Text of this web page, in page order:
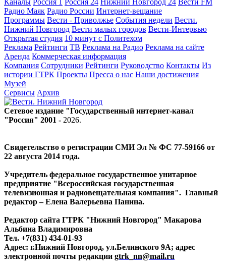
Каналы Россия 1 Россия 24 Нижний Новгород 24 Вести FM
Радио Маяк Радио России Интернет-вещание
Программы Вести - Приволжье События недели Вести.
Нижний Новгород Вести малых городов Вести-Интервью
Открытая студия 10 минут с Политехом
Реклама Рейтинги ТВ Реклама на Радио Реклама на сайте
Аренда Коммерческая информация
Компания Сотрудники Рейтинги Руководство Контакты Из
истории ГТРК Проекты Пресса о нас Наши достижения
Музей
Сервисы Архив
Сетевое издание "Государственный интернет-канал
"Россия" 2001 - 2026.
Свидетельство о регистрации СМИ Эл № ФС 77-59166 от
22 августа 2014 года.
Учредитель федеральное государственное унитарное
предприятие "Всероссийская государственная
телевизионная и радиовещательная компания". Главный
редактор – Елена Валерьевна Панина.
Редактор сайта ГТРК "Нижний Новгород" Макарова
Альбина Владимировна
Тел. +7(831) 434-01-93
Адрес: г.Нижний Новгород, ул.Белинского 9А; адрес
электронной почты редакции gtrk_nn@mail.ru